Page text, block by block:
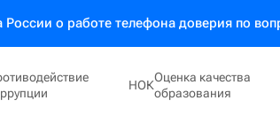
о работе телефона доверия по
НОК
Оценка качества
образования